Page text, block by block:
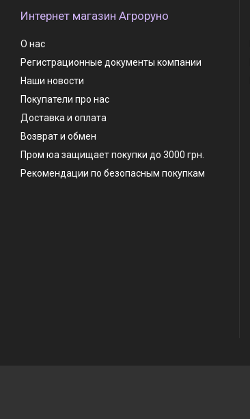
Интернет магазин Агроруно
О нас
Регистрационные документы компании
Наши новости
Покупатели про нас
Доставка и оплата
Возврат и обмен
Пром юа защищает покупки до 3000 грн.
Рекомендации по безопасным покупкам